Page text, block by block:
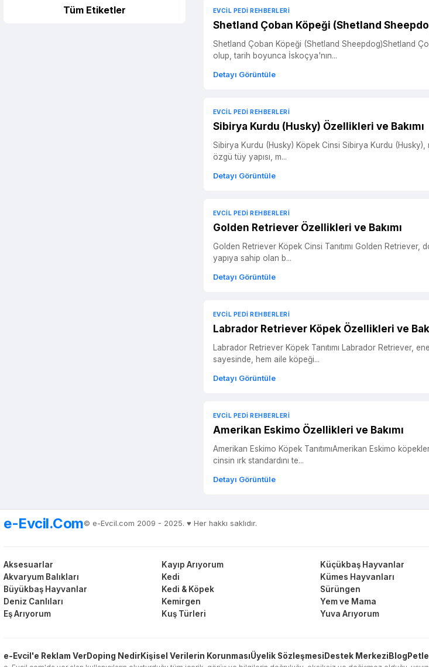
Tüm Etiketler EVCIL PEDI REHBERLERI
Shetland Çoban Köpeği (Shetland
Shetland Çoban Köpeği (Shetland Sheepdog)Shetland
olup, tarih boyunca İskoçya'nın...
Detayı Görüntüle
EVCIL PEDI REHBERLERI
Sibirya Kurdu (Husky) Özellikleri ve Bakımı
Sibirya Kurdu (Husky) Köpek Cinsi Sibirya Kurdu (Husky), muhteşem görünüşü ve enerjik karakteriyle tanınan çarpıcı bir köpek cinsidir. Soğuk iklimlere
özgü tüy yapısı, m...
Detayı Görüntüle
EVCIL PEDI REHBERLERI
Golden Retriever Özellikleri ve Bakımı
Golden Retriever Köpek Cinsi Tanıtımı Golden Retriever, dostça ve zeki yapılarıyla bilinen popüler bir köpek cinsidir. Orta büyüklükte, güçlü ve kaslı bir
yapıya sahip olan b...
Detayı Görüntüle
EVCIL PEDI REHBERLERI
Labrador Retriever Köpek Özellikleri ve
Labrador Retriever Köpek Tanıtımı Labrador Retriever, enerjik ve dost canlısı yapısıyla bilinen bir köpek cinsidir. İyi huylu doğası ve zeki yapısı
sayesinde, hem aile köpeği...
Detayı Görüntüle
EVCIL PEDI REHBERLERI
Amerikan Eskimo Özellikleri ve Bakımı
Amerikan Eskimo Köpek TanıtımıAmerikan Eskimo
cinsin ırk standardını te...
Detayı Görüntüle
e-Evcil.Com© e-Evcil.com 2009 - 2025. ♥️ Her hakkı saklıdır.
Aksesuarlar
Akvaryum Balıkları
Büyükbaş Hayvanlar
Deniz Canlıları
Eş Arıyorum
Kayıp Arıyorum
Kedi
Kedi & Köpek
Kemirgen
Kuş Türleri
Küçükbaş Hayvanlar
Kümes Hayvanları
Sürüngen
Yem ve Mama
Yuva Arıyorum
e-Evcil'e Reklam VerDoping NedirKişisel Verilerin KorunmasıÜyelik Sözleşmesi Destek Merkezi Blog